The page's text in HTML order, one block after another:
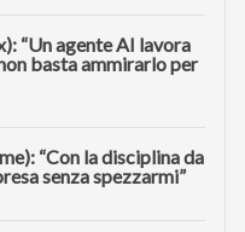
“Un agente AI lavora
basta ammirarlo per
“Con la disciplina da
senza spezzarmi”